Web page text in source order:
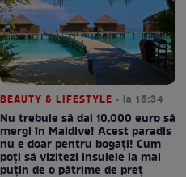
BEAUTY & LIFESTYLE • la 16:34
Nu trebuie să dai 10.000 euro să
mergi în Maldive! Acest paradis
nu e doar pentru bogați! Cum
poți să vizitezi insulele la mai
puțin de o pătrime de preț